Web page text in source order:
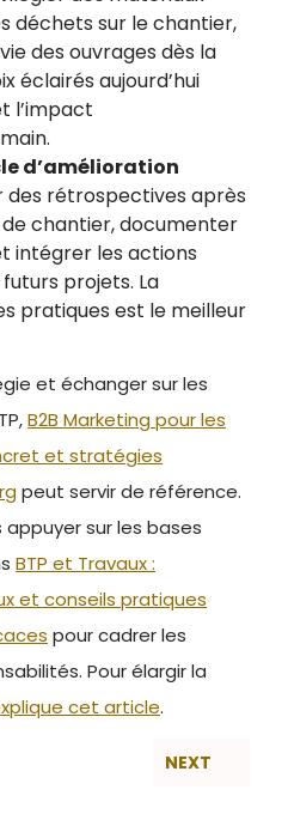
déchets sur le chantier,
des ouvrages dès la
éclairés aujourd’hui
l’impact
d’amélioration
des rétrospectives après
chantier, documenter
intégrer les actions
projets. La
pratiques est le meilleur
et échanger sur les
B2B Marketing pour les
et stratégies
peut servir de référence.
sur les bases
BTP et Travaux :
et conseils pratiques
pour cadrer les
Pour élargir la
cet article.
NEXT